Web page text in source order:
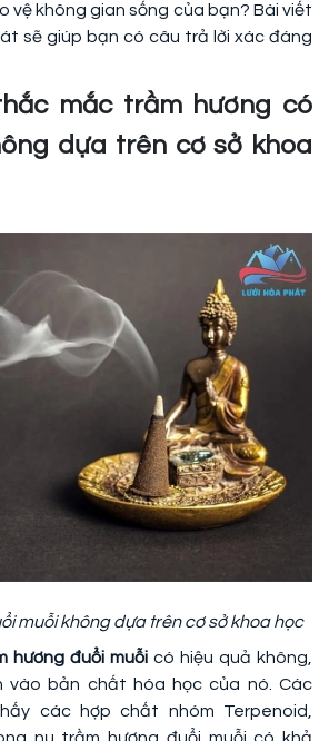
vệ không gian sống của bạn? Bài viết
sẽ giúp bạn có câu trả lời xác đáng
mắc trầm hương có
dựa trên cơ sở khoa
muỗi không dựa trên cơ sở khoa học
hương đuổi muỗi có hiệu quả không,
vào bản chất hóa học của nó. Các
các hợp chất nhóm Terpenoid,